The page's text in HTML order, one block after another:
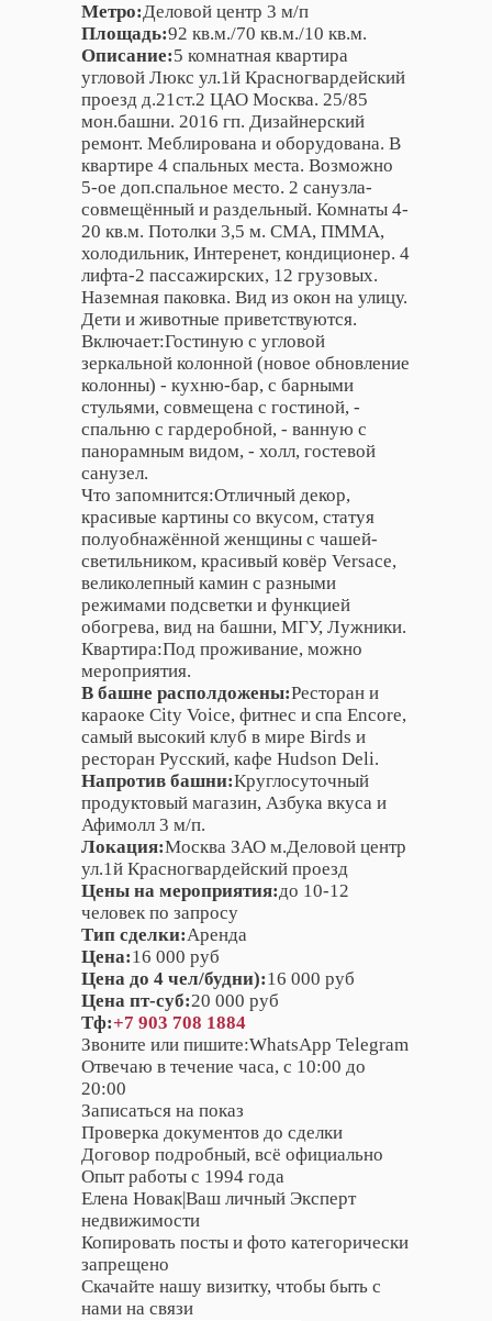
Метро:Деловой центр 3 м/п
Площадь:92 кв.м./70 кв.м./10 кв.м.
Описание:5 комнатная квартира
угловой Люкс ул.1й Красногвардейский
проезд д.21ст.2 ЦАО Москва. 25/85
мон.башни. 2016 гп. Дизайнерский
ремонт. Меблирована и оборудована. В
квартире 4 спальных места. Возможно
5-ое доп.спальное место. 2 санузла-
совмещённый и раздельный. Комнаты 4-
20 кв.м. Потолки 3,5 м. СМА, ПММА,
холодильник, Интеренет, кондиционер. 4
лифта-2 пассажирских, 12 грузовых.
Наземная паковка. Вид из окон на улицу.
Дети и животные приветствуются.
Включает:Гостиную с угловой
зеркальной колонной (новое обновление
колонны) - кухню-бар, с барными
стульями, совмещена с гостиной, -
спальню с гардеробной, - ванную с
панорамным видом, - холл, гостевой
санузел.
Что запомнится:Отличный декор,
красивые картины со вкусом, статуя
полуобнажённой женщины с чашей-
светильником, красивый ковёр Versace,
великолепный камин с разными
режимами подсветки и функцией
обогрева, вид на башни, МГУ, Лужники.
Квартира:Под проживание, можно
мероприятия.
В башне располдожены:Ресторан и
караоке City Voice, фитнес и спа Encore,
самый высокий клуб в мире Birds и
ресторан Русский, кафе Hudson Deli.
Напротив башни:Круглосуточный
продуктовый магазин, Азбука вкуса и
Афимолл 3 м/п.
Локация:Москва ЗАО м.Деловой центр
ул.1й Красногвардейский проезд
Цены на мероприятия:до 10-12
человек по запросу
Тип сделки:Аренда
Цена:16 000 руб
Цена до 4 чел/будни):16 000 руб
Цена пт-суб:20 000 руб
Тф:+7 903 708 1884
Звоните или пишите:WhatsApp Telegram
Отвечаю в течение часа, с 10:00 до
20:00
Записаться на показ
Проверка документов до сделки
Договор подробный, всё официально
Опыт работы с 1994 года
Елена Новак|Ваш личный Эксперт
недвижимости
Копировать посты и фото категорически
запрещено
Скачайте нашу визитку, чтобы быть с
нами на связи